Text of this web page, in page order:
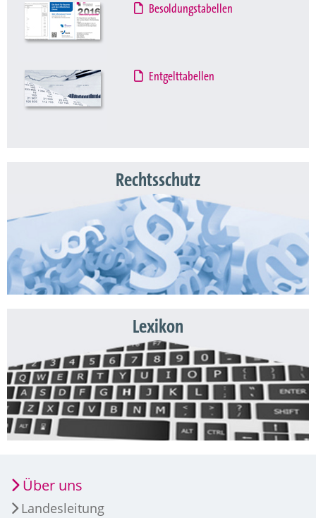
Besoldungstabellen
Entgelttabellen
Rechtsschutz
Lexikon
Über uns
Landesleitung